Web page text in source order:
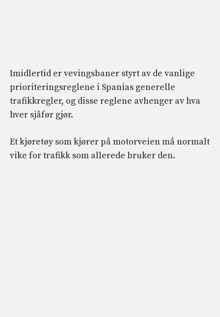
Imidlertid er vevingsbaner styrt av de vanlige
prioriteringsreglene i Spanias generelle
trafikkregler, og disse reglene avhenger av hva
hver sjåfør gjør.
Et kjøretøy som kjører på motorveien må normalt
vike for trafikk som allerede bruker den.